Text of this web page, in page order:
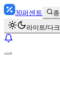
30퍼센트
라이트/다